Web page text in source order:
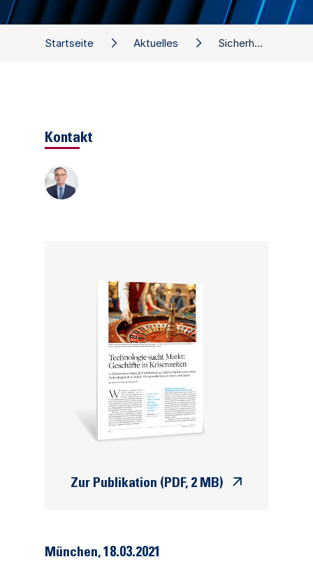
Zur Publikation (PDF, 2 MB)
München, 18.03.2021
Startseite Aktuelles Sicherheitstechnik: Geschäfte in Krisenzeiten
Kontakt